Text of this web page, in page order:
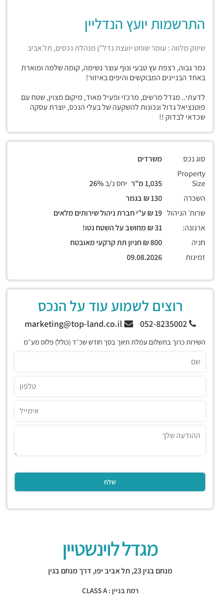
התרשמות יועץ הנדליין
שיווק מלווה : עומר שוחט יועצת נדל"ן מנהלת נכסים, תל אביב
גמר גבוה, רצפת עץ טבעי ונוף עוצר נשימה, קומה שלמה ומוארת
באחד הבניינים המבוקשים והיפים באיזור!
לדעתי.. מגדל מרשים, מרכזי ופעיל מאוד, מיקום מצוין, שטח עם
פוטנציאל גדול ונכונות להשקעה של בעלי הנכס, יוצרת עסקה
שכדאי לבדוק !!
סוג נכס
משרדים
Property
Size
יחס נ/ב
השכרה
שרות׳ הניהול
ארנונה:
חניה
זמינות
רוצים לשמוע עוד על הנכס
052-8235002
השירות כרוך בתשלום עמלת תיווך בסך חודש שכ״ד (כולל) פלוס מע״מ
מגדל לוינשטיין
מנחם בגין 23, תל אביב יפו, דרך מנחם בגין
רמת בניין : CLASS A